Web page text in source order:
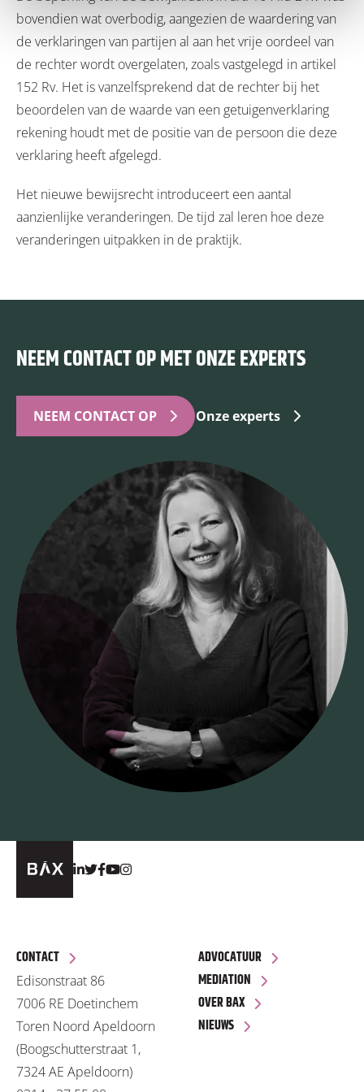
bovendien wat overbodig, aangezien de waardering van
de verklaringen van partijen al aan het vrije oordeel van
de rechter wordt overgelaten, zoals vastgelegd in artikel
152 Rv. Het is vanzelfsprekend dat de rechter bij het
beoordelen van de waarde van een getuigenverklaring
rekening houdt met de positie van de persoon die deze
verklaring heeft afgelegd.
Het nieuwe bewijsrecht introduceert een aantal
aanzienlijke veranderingen. De tijd zal leren hoe deze
veranderingen uitpakken in de praktijk.
NEEM CONTACT OP MET ONZE EXPERTS
NEEM CONTACT OP Onze experts
CONTACT
Edisonstraat 86
7006 RE Doetinchem
Toren Noord Apeldoorn
(Boogschutterstraat 1,
7324 AE Apeldoorn)
ADVOCATUUR
MEDIATION
OVER BAX
NIEUWS